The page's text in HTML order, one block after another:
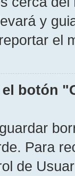
y
el
botón
Para
de